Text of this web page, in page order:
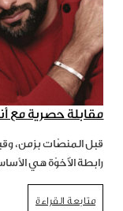
مقابلة حصرية
قبل المنصّات بزمن،
رابطة الأُخوّة هي
متابعة القراءة